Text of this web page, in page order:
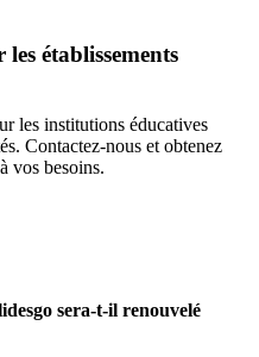
établissements
les institutions éducatives
Contactez-nous et obtenez
vos besoins.
sera-t-il renouvelé